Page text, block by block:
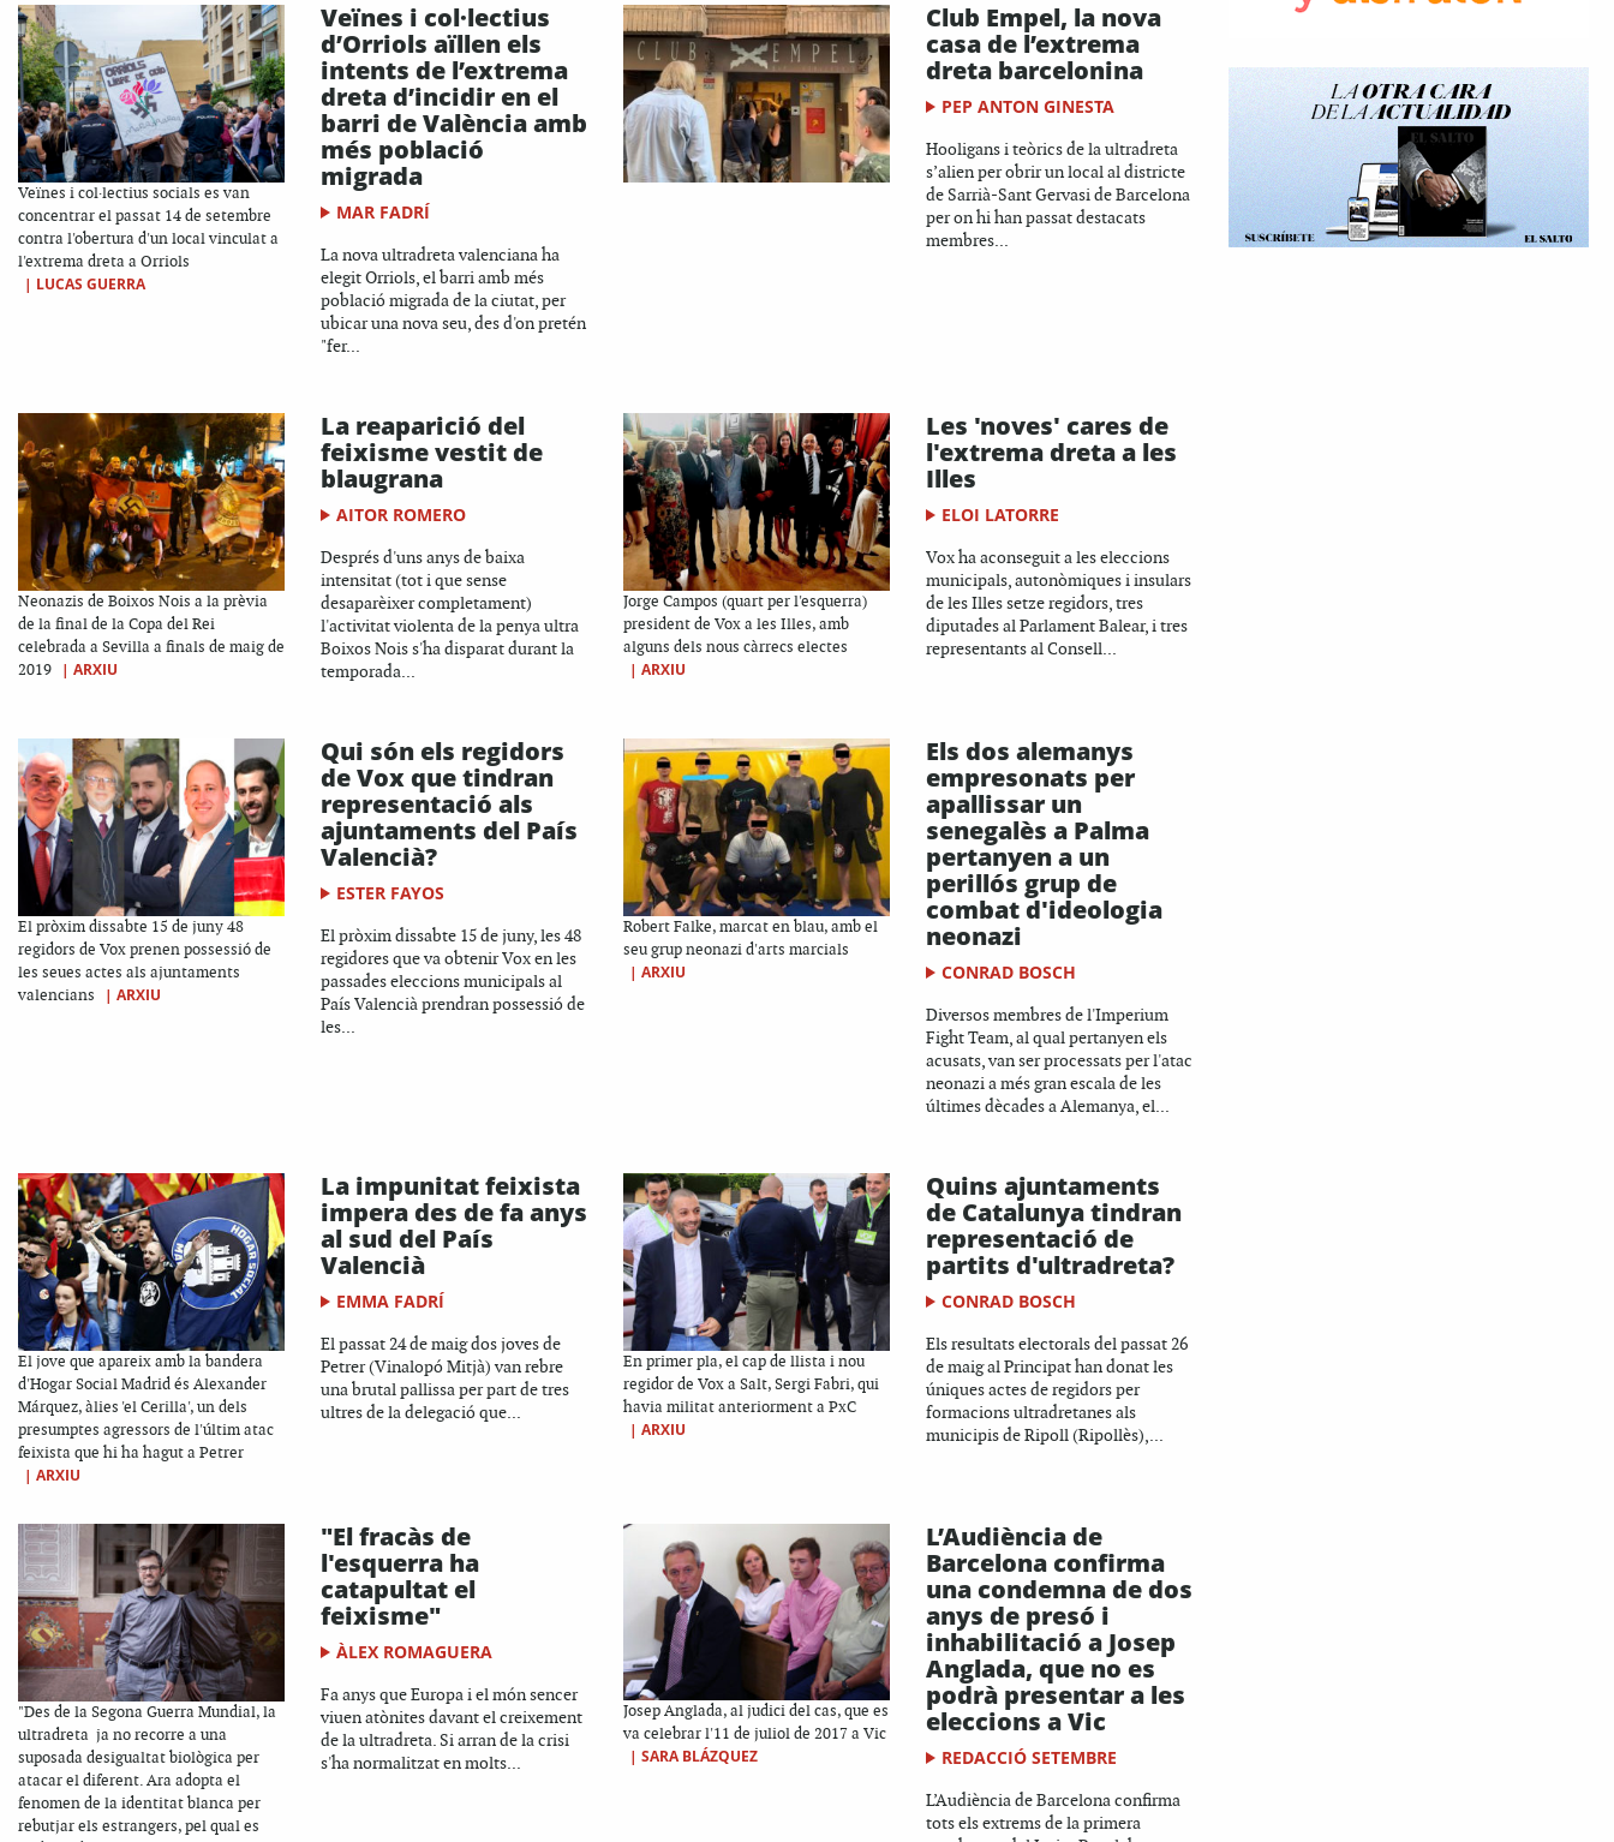
Veïnes i col·lectius socials es van
concentrar el passat 14 de setembre
contra l'obertura d'un local vinculat a
l'extrema dreta a Orriols
| LUCAS GUERRA
Veïnes i col·lectius
d’Orriols aïllen els
intents de l’extrema
dreta d’incidir en el
barri de València amb
més població
migrada
MAR FADRÍ
La nova ultradreta valenciana ha
elegit Orriols, el barri amb més
població migrada de la ciutat, per
ubicar una nova seu, des d'on pretén
"fer...
Club Empel, la nova
casa de l’extrema
dreta barcelonina
PEP ANTON GINESTA
Hooligans i teòrics de la ultradreta
s’alien per obrir un local al districte
de Sarrià-Sant Gervasi de Barcelona
per on hi han passat destacats
membres...
Neonazis de Boixos Nois a la prèvia
de la final de la Copa del Rei
celebrada a Sevilla a finals de maig de
2019
| ARXIU
La reaparició del
feixisme vestit de
blaugrana
AITOR ROMERO
Després d'uns anys de baixa
intensitat (tot i que sense
desaparèixer completament)
l'activitat violenta de la penya ultra
Boixos Nois s'ha disparat durant la
temporada...
Jorge Campos (quart per l'esquerra)
president de Vox a les Illes, amb
alguns dels nous càrrecs electes
| ARXIU
Les 'noves' cares de
l'extrema dreta a les
Illes
ELOI LATORRE
Vox ha aconseguit a les eleccions
municipals, autonòmiques i insulars
de les Illes setze regidors, tres
diputades al Parlament Balear, i tres
representants al Consell...
El pròxim dissabte 15 de juny 48
regidors de Vox prenen possessió de
les seues actes als ajuntaments
valencians
| ARXIU
Qui són els regidors
de Vox que tindran
representació als
ajuntaments del País
Valencià?
ESTER FAYOS
El pròxim dissabte 15 de juny, les 48
regidores que va obtenir Vox en les
passades eleccions municipals al
País Valencià prendran possessió de
les...
Robert Falke, marcat en blau, amb el
seu grup neonazi d'arts marcials
| ARXIU
Els dos alemanys
empresonats per
apallissar un
senegalès a Palma
pertanyen a un
perillós grup de
combat d'ideologia
neonazi
CONRAD BOSCH
Diversos membres de l'Imperium
Fight Team, al qual pertanyen els
acusats, van ser processats per l'atac
neonazi a més gran escala de les
últimes dècades a Alemanya, el...
El jove que apareix amb la bandera
d'Hogar Social Madrid és Alexander
Márquez, àlies 'el Cerilla', un dels
presumptes agressors de l'últim atac
feixista que hi ha hagut a Petrer
| ARXIU
La impunitat feixista
impera des de fa anys
al sud del País
Valencià
EMMA FADRÍ
El passat 24 de maig dos joves de
Petrer (Vinalopó Mitjà) van rebre
una brutal pallissa per part de tres
ultres de la delegació que...
En primer pla, el cap de llista i nou
regidor de Vox a Salt, Sergi Fabri, qui
havia militat anteriorment a PxC
| ARXIU
Quins ajuntaments
de Catalunya tindran
representació de
partits d'ultradreta?
CONRAD BOSCH
Els resultats electorals del passat 26
de maig al Principat han donat les
úniques actes de regidors per
formacions ultradretanes als
municipis de Ripoll (Ripollès),...
"Des de la Segona Guerra Mundial, la
ultradreta ja no recorre a una
suposada desigualtat biològica per
atacar el diferent. Ara adopta el
fenomen de la identitat blanca per
rebutjar els estrangers, pel qual es
"El fracàs de
l'esquerra ha
catapultat el
feixisme"
ÀLEX ROMAGUERA
Fa anys que Europa i el món sencer
viuen atònites davant el creixement
de la ultradreta. Si arran de la crisi
s'ha normalitzat en molts...
Josep Anglada, al judici del cas, que es
va celebrar l'11 de juliol de 2017 a Vic
| SARA BLÁZQUEZ
L’Audiència de
Barcelona confirma
una condemna de dos
anys de presó i
inhabilitació a Josep
Anglada, que no es
podrà presentar a les
eleccions a Vic
REDACCIÓ SETEMBRE
L’Audiència de Barcelona confirma
tots els extrems de la primera